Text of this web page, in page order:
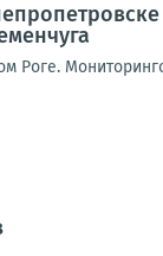
Роге.